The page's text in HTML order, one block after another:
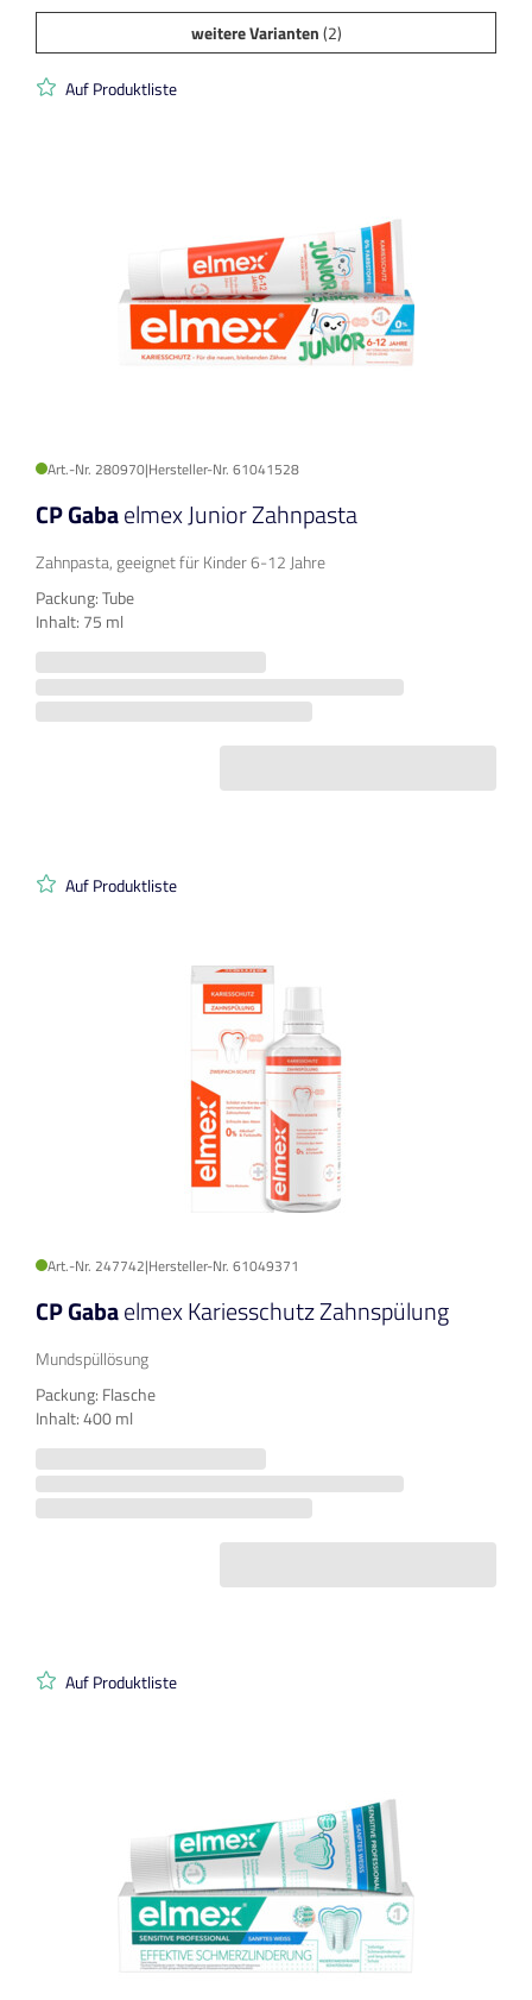
weitere Varianten(2)
Auf Produktliste
Art.-Nr. 280970|Hersteller-Nr. 61041528
CP Gabaelmex Junior Zahnpasta
Zahnpasta, geeignet für Kinder 6-12 Jahre
Packung: Tube
Inhalt: 75 ml
Auf Produktliste
Art.-Nr. 247742|Hersteller-Nr. 61049371
CP Gabaelmex Kariesschutz Zahnspülung
Mundspüllösung
Packung: Flasche
Inhalt: 400 ml
Auf Produktliste